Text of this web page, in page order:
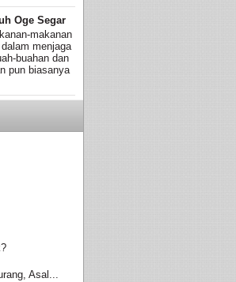
Oge Segar
makanan
menjaga
buahan dan
pun biasanya
Asal...